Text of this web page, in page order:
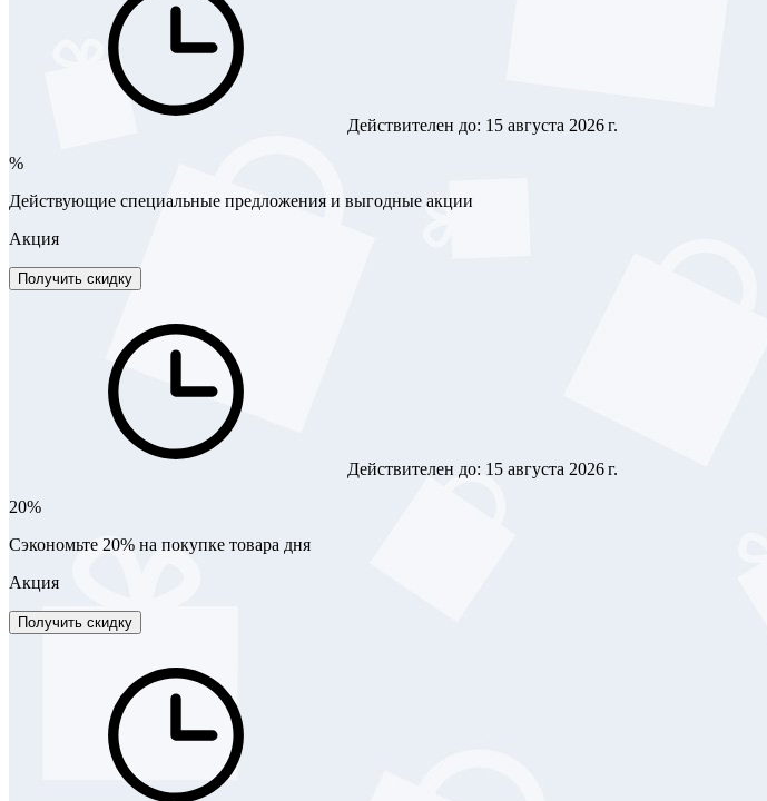
Действителен до: 15 августа 2026 г.
%
Действующие специальные предложения и выгодные акции
Акция
Получить скидку
Действителен до: 15 августа 2026 г.
20%
Сэкономьте 20% на покупке товара дня
Акция
Получить скидку